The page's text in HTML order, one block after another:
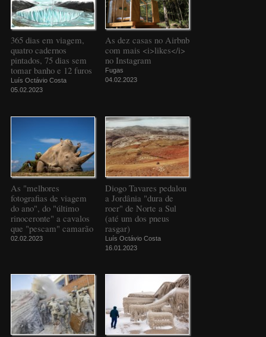
365 dias em viagem,
quatro cadernos
pintados, 75 dias sem
tomar banho e 12 furos
Luís Octávio Costa
05.02.2023
As dez casas no Airbnb
com mais <i>likes</i>
no Instagram
Fugas
04.02.2023
As "melhores
fotografias de viagem
do ano", do "último
rinoceronte" a cavalos
que "pescam" camarão
02.02.2023
Diogo Tavares pedalou
a Jordânia "dura de
roer" de Norte a Sul
(até um dos pneus
rasgar)
Luís Octávio Costa
16.01.2023